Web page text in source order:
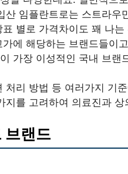
산 임플란트로는 스트라
별로 가격차이도 꽤 나
에 해당하는 브랜드들이
가장 이성적인 국내 브랜
처리 방법 등 여러가지 기
지를 고려하여 의료진과
브랜드